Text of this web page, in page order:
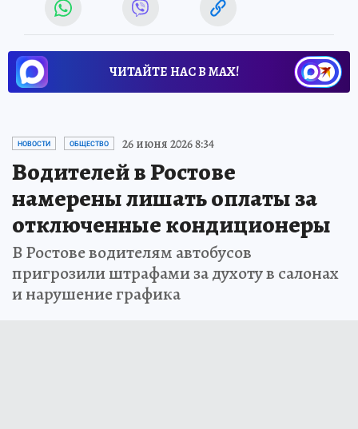
ЧИТАЙТЕ НАС В МАХ!
НОВОСТИ ОБЩЕСТВО 26 июня 2026 8:34
Водителей в Ростове
намерены лишать оплаты за
отключенные кондиционеры
В Ростове водителям автобусов
пригрозили штрафами за духоту в салонах
и нарушение графика